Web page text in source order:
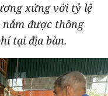
xứng với tỷ lệ
được thông
tại địa bàn.